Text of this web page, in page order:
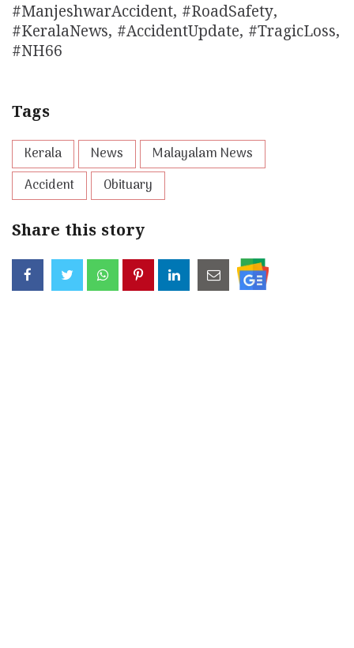
#ManjeshwarAccident, #RoadSafety,
#KeralaNews, #AccidentUpdate, #TragicLoss,
#NH66
Tags
Kerala News
Malayalam News
Accident
Obituary
Share this story